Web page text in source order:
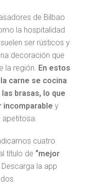
de Bilbao
la hospitalidad
ser rústicos y
decoración que
la región. En estos
carne se cocina
brasas, lo que
incomparable y
apetitosa.
cuatro
título de “mejor
Descarga la app